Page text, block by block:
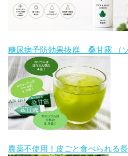
糖尿病予防効果抜群 桑甘露 （ソ
農薬不使用！皮ごと食べられる